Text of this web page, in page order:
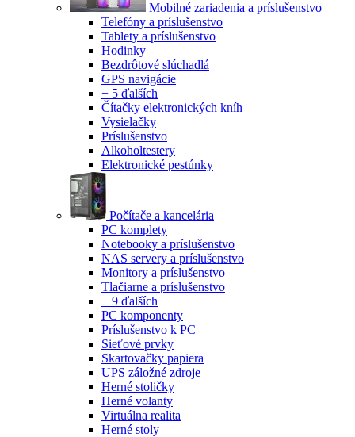
Mobilné zariadenia a príslušenstvo
Telefóny a príslušenstvo
Tablety a príslušenstvo
Hodinky
Bezdrôtové slúchadlá
GPS navigácie
+ 5 ďalších
Čítačky elektronických kníh
Vysielačky
Príslušenstvo
Alkoholtestery
Elektronické pestúnky
Počítače a kancelária
PC komplety
Notebooky a príslušenstvo
NAS servery a príslušenstvo
Monitory a príslušenstvo
Tlačiarne a príslušenstvo
+ 9 ďalších
PC komponenty
Príslušenstvo k PC
Sieťové prvky
Skartovačky papiera
UPS záložné zdroje
Herné stoličky
Herné volanty
Virtuálna realita
Herné stoly